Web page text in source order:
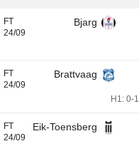
FT
24/09
Bjarg
FT
24/09
Brattvaag
H1:0-1
FT
24/09
Eik-Toensberg